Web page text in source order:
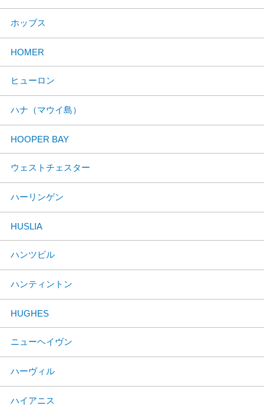
ホッブス
HOMER
ヒューロン
ハナ（マウイ島）
HOOPER BAY
ウェストチェスター
ハーリンゲン
HUSLIA
ハンツビル
ハンティントン
HUGHES
ニューヘイヴン
ハーヴィル
ハイアニス